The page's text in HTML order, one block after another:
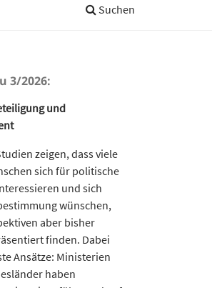
Suchen
3/2026:
und
zeigen, dass viele
sich für politische
und sich
wünschen,
aber bisher
finden. Dabei
Ansätze: Ministerien
haben